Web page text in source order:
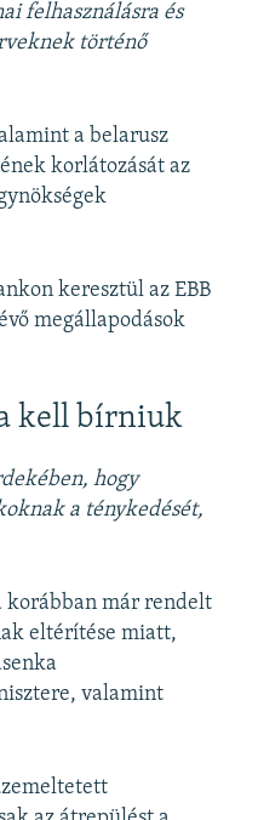
felhasználásra és
történő
a belarusz
korlátozását az
keresztül az EBB
megállapodások
kell bírniuk
hogy
a ténykedését,
korábban már rendelt
eltérítése miatt,
valamint